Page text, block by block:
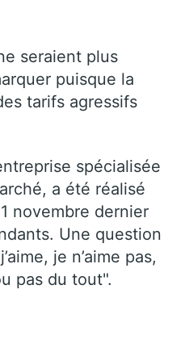
seraient plus
puisque la
tarifs agressifs
spécialisée
a été réalisé
novembre dernier
Une question
je n’aime pas,
pas du tout".